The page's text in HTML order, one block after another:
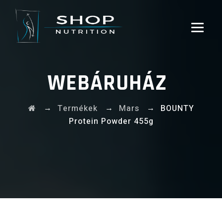
WEBÁRUHÁZ
→ Termékek → Mars →
BOUNTY
Protein Powder 455g